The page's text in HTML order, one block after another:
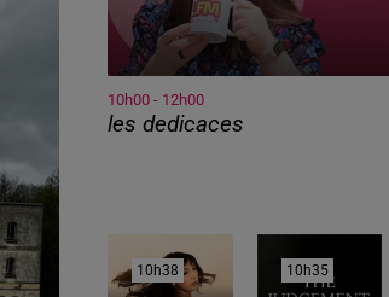
10h00 - 12h00
les dedicaces
10h38
10h38 10h35
10h35